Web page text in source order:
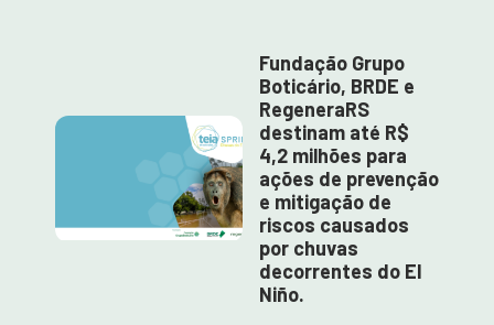
Fundação Grupo
Boticário, BRDE e
RegeneraRS
destinam até R$
4,2 milhões para
ações de prevenção
e mitigação de
riscos causados
por chuvas
decorrentes do El
Niño.